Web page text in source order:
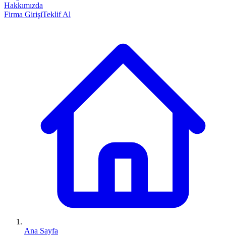
Hakkımızda
Firma GirişiTeklif Al
Ana Sayfa